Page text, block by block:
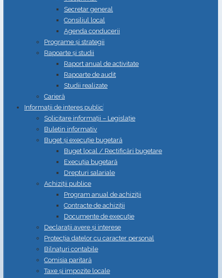
Secretar general
Consiliul local
Agenda conducerii
Programe și strategii
Rapoarte și studii
Raport anual de activitate
Rapoarte de audit
Studii realizate
Carieră
Informații de interes public
Solicitare informații – Legislație
Buletin informativ
Buget și execuție bugetară
Buget local / Rectificări bugetare
Execuția bugetară
Drepturi salariale
Achiziții publice
Program anual de achiziții
Contracte de achiziții
Documente de execuție
Declarații avere și interese
Protecția datelor cu caracter personal
Bilnațuri contabile
Comisia paritară
Taxe și impozite locale